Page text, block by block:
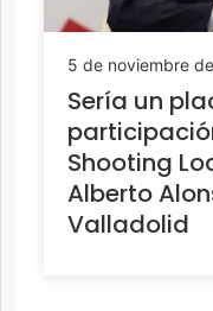
5 de noviembre
Sería un
Shooting
Alberto
Valladolid